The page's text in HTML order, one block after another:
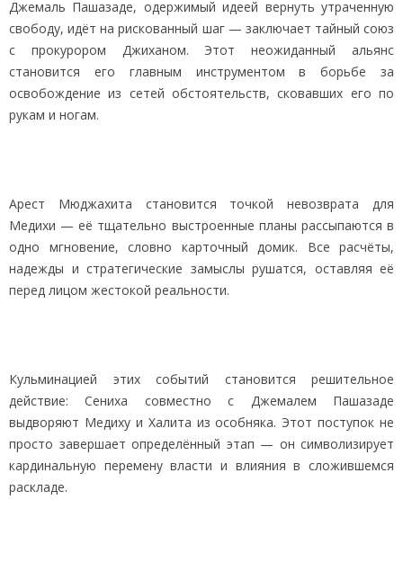
Джемаль Пашазаде, одержимый идеей вернуть утраченную
свободу, идёт на рискованный шаг — заключает тайный союз
с прокурором Джиханом. Этот неожиданный альянс
становится его главным инструментом в борьбе за
освобождение из сетей обстоятельств, сковавших его по
рукам и ногам.
Арест Мюджахита становится точкой невозврата для
Медихи — её тщательно выстроенные планы рассыпаются в
одно мгновение, словно карточный домик. Все расчёты,
надежды и стратегические замыслы рушатся, оставляя её
перед лицом жестокой реальности.
Кульминацией этих событий становится решительное
действие: Сениха совместно с Джемалем Пашазаде
выдворяют Медиху и Халита из особняка. Этот поступок не
просто завершает определённый этап — он символизирует
кардинальную перемену власти и влияния в сложившемся
раскладе.